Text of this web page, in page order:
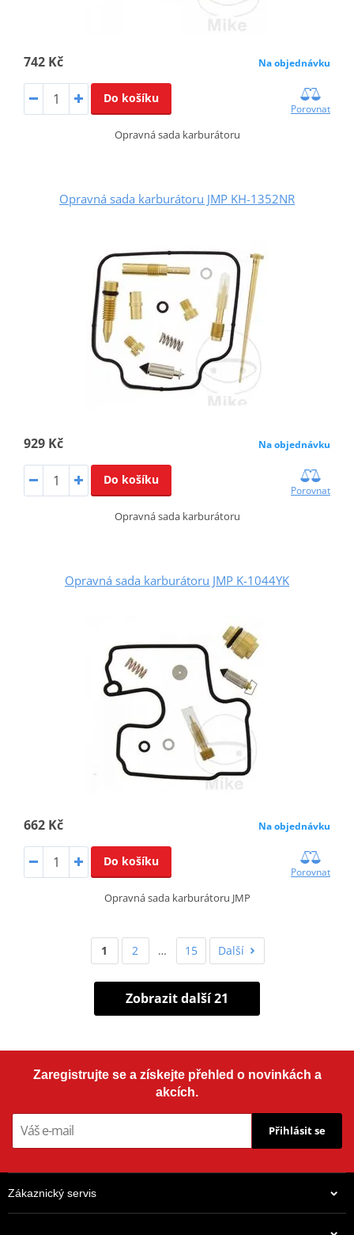
742 Kč Na objednávku
Do košíku
Porovnat
Opravná sada karburátoru
Opravná sada karburátoru JMP KH-1352NR
929 Kč Na objednávku
Do košíku
Porovnat
Opravná sada karburátoru
Opravná sada karburátoru JMP K-1044YK
662 Kč Na objednávku
Do košíku
Porovnat
Opravná sada karburátoru JMP
1 2 … 15 Další
Zobrazit další 21
Zaregistrujte se a získejte přehled o novinkách a
akcích.
Přihlásit se
Zákaznický servis